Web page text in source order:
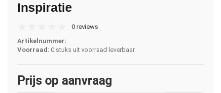
Inspiratie
0 reviews
Artikelnummer:
Voorraad: 0 stuks uit voorraad leverbaar
Prijs op aanvraag